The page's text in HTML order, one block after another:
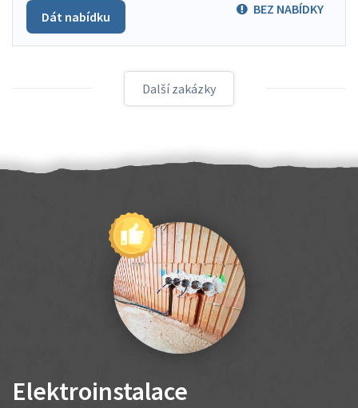
BEZ NABÍDKY
Dát nabídku
Další zakázky
Elektroinstalace